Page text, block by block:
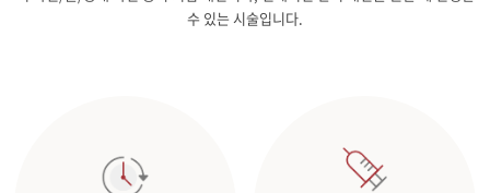
수 있는 시술입니다.